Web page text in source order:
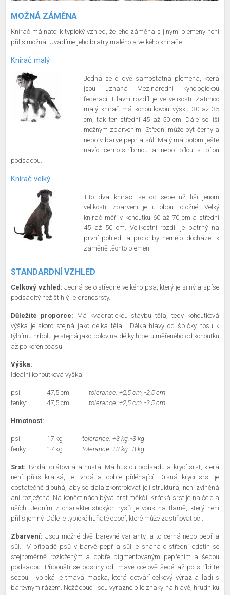
MOŽNÁ ZÁMĚNA
Knírač má natolik typický vzhled, že jeho záměna s jinými plemeny není
příliš možná. Uvádíme jeho bratry malého a velkého knírače.
Knírač malý
Jedná se o dvě samostatná plemena, která
jsou uznaná Mezinárodní kynologickou
federací. Hlavní rozdíl je ve velikosti. Zatímco
malý knírač má kohoutkovou výšku 30 až 35
cm, tak ten střední 45 až 50 cm. Dále se liší
možným zbarvením. Střední může být černý a
nebo v barvě pepř a sůl. Malý má potom ještě
navíc černo-stříbrnou a nebo bílou s bílou
podsadou.
Knírač velký
Tito dva knírači se od sebe už liší jenom
velikostí, zbarvení je u obou totožné. Velký
knírač měří v kohoutku 60 až 70 cm a střední
45 až 50 cm. Velikostní rozdíl je patrný na
první pohled, a proto by nemělo docházet k
záměně těchto plemen.
STANDARDNÍ VZHLED
Celkový vzhled: Jedná se o středně velkého psa, který je silný a spíše
podsaditý než štíhlý, je drsnosrstý.
Důležité proporce: Má kvadratickou stavbu těla, tedy kohoutková
výška je skoro stejná jako délka těla.
Délka hlavy od špičky nosu k
týlnímu hrbolu je stejná jako polovina délky hřbetu měřeného od kohoutku
až po kořen ocasu.
Výška:
Ideální kohoutková výška
psi: 47,5 cm
tolerance: +2,5 cm, -2,5 cm
fenky:
47,5 cm tolerance: +2,5 cm, -2,5 cm
Hmotnost:
psi 17 kg
tolerance: +3 kg, -3 kg
fenky:
17 kg tolerance: +3 kg, -3 kg
Srst: Tvrdá, drátovitá a hustá. Má hustou podsadu a krycí srst, která
není příliš krátká, je tvrdá a dobře přiléhající. Drsná krycí srst je
dostatečně dlouhá, aby se dala zkontrolovat její struktura, není zvlněná
ani rozježená. Na končetinách bývá srst měkčí. Krátká srst je na čele a
uších. Jedním z charakteristických rysů je vous na tlamě, který není
příliš jemný. Dále je typické huňaté obočí, které může zastiňovat oči.
Zbarvení: Jsou možné dvě barevné varianty, a to černá nebo pepř a
sůl.
V případě psů v barvě pepř a sůl je snaha o střední odstín se
stejnoměrně rozloženým a dobře pigmentovaným pepřením a šedou
podsadou. Připouští se odstíny od tmavě ocelově šedé až po stříbřitě
šedou. Typická je tmavá maska, která dotváří celkový výraz a ladí s
barevným rázem. Nežádoucí jsou výrazné bílé znaky na hlavě, hrudníku